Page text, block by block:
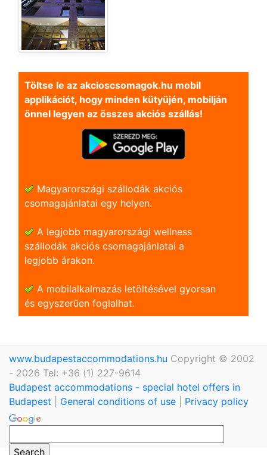
Töltse le az akcioscsomagok.hu mobil
applikációt, hogy minden kütyüjén, mobilján
önnel legyen az összes akciós szállás!
Magyarországi szállodák akciós
csomagajánlatai egy helyen.
A legjobb magyarországi wellness
szállodák akciós csomagajánlatai a
legjobb árakon.
A mobilalkalmazás letöltésével gyorsan
és egyszerũen foglalhat.
www.budapestaccommodations.hu Copyright © 2002
- 2026 Tel: +36 (1) 227-9614
Budapest accommodations - special hotel offers in
Budapest
General conditions of use Privacy policy